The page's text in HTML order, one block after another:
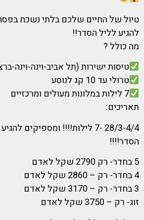
להגיע לליל הסדר!!
מה כולל ?
טיסות ישירות (תל אביב-וינה-וינה-
טרולי עד 10 קג לנוסע
7 לילות במלונות מעולים ומרכזיים
תאריכים:
28/3-4/4 -7 לילות!!!! ומספיקים
הסדר!!!!
5 בחדר- רק 2790 שקל לאדם
4 בחדר- רק – 2860 שקל לאדם
3 בחדר- רק – 3170 שקל לאדם
זוג- רק – 3750 שקל לאדם